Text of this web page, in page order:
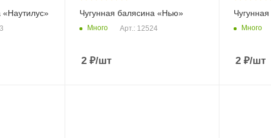
«Наутилус» Чугунная балясина «Нью»
Много Арт.: 12524
2₽/шт
Много
2₽/шт